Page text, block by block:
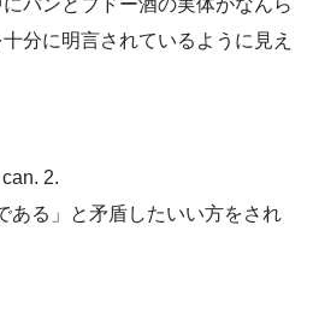
パンとブドー酒の実体がなんら
分に明言されているように見え
2.
ある」と矛盾したいい方をされ